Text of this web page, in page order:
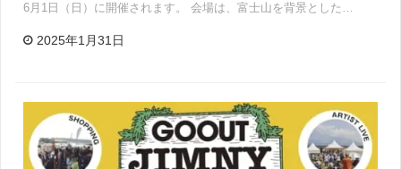
6月1日（日）に開催されます。 会場は、富士山を背景とした…
2025年1月31日